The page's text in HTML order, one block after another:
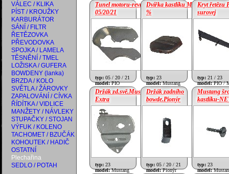
VÁLEC / KLIKA
PÍST / KROUŽKY
KARBURÁTOR
SÁNÍ / FILTR
ŘETĚZOVKA
PŘEVODOVKA
SPOJKA / LAMELA
TĚSNĚNÍ / TMEL
LOŽISKA / GUFERA
BOWDENY (lanka)
BRZDA / KOLO
SVĚTLA / ŽÁROVKY
ZAPALOVÁNÍ / CÍVKA
ŘÍDÍTKA / VIDLICE
MANŽETY / NÁVLEKY
STUPAČKY / STOJAN
VÝFUK / KOLENO
TACHOMET / BZUČÁK
KOHOUTEK / HADIČ
OSTATNÍ
Plechařina
SEDLO / POTAH
Tunel motoru-revm-
05/20/21
typ: 05 / 20 / 21
model:PIO
Dvířka kastlíku Mustang
%
cena:
typ: 23
model:Mustang
Kryt řetězu
surovej
typ: 21 / 23
model:PIO /
Držák zd.svě.Mustang-
Extra
590 Kč
typ: 23
model:Mustang
Držák zadního
bowde.Pionýr
typ: 05 / 20 / 21
model:Pionýr
Mustang
kastlíku-
typ: 23
model: